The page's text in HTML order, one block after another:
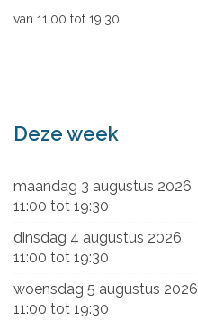
van 11:00 tot 19:30
Deze week
maandag 3 augustus 2026
11:00 tot 19:30
dinsdag 4 augustus 2026
11:00 tot 19:30
woensdag 5 augustus 2026
11:00 tot 19:30